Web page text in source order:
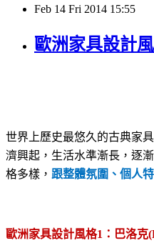
Feb 14 Fri 2014 15:55
歐洲家具設計
世界上歷史最悠久的古典家
濟興起，生活水準漸長，逐
格多樣， 跟整體氛圍、個人
歐洲家具設計風格1 ：巴洛克